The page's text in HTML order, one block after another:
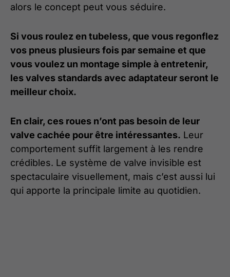
alors le concept peut vous séduire.
Si vous roulez en tubeless, que vous regonflez
vos pneus plusieurs fois par semaine et que
vous voulez un montage simple à entretenir,
les valves standards avec adaptateur seront le
meilleur choix.
En clair, ces roues n’ont pas besoin de leur
valve cachée pour être intéressantes. Leur
comportement suffit largement à les rendre
crédibles. Le système de valve invisible est
spectaculaire visuellement, mais c’est aussi lui
qui apporte la principale limite au quotidien.